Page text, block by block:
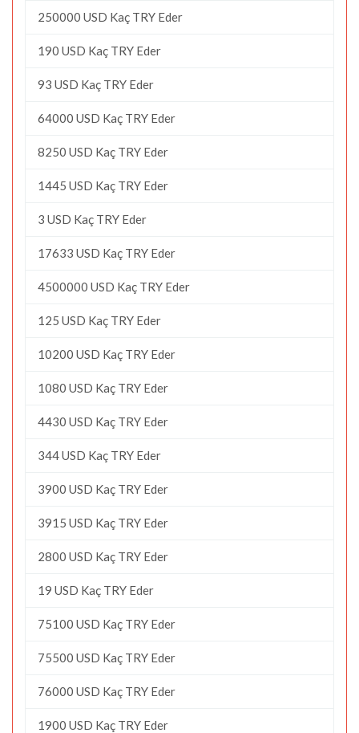
250000 USD Kaç TRY Eder
190 USD Kaç TRY Eder
93 USD Kaç TRY Eder
64000 USD Kaç TRY Eder
8250 USD Kaç TRY Eder
1445 USD Kaç TRY Eder
3 USD Kaç TRY Eder
17633 USD Kaç TRY Eder
4500000 USD Kaç TRY Eder
125 USD Kaç TRY Eder
10200 USD Kaç TRY Eder
1080 USD Kaç TRY Eder
4430 USD Kaç TRY Eder
344 USD Kaç TRY Eder
3900 USD Kaç TRY Eder
3915 USD Kaç TRY Eder
2800 USD Kaç TRY Eder
19 USD Kaç TRY Eder
75100 USD Kaç TRY Eder
75500 USD Kaç TRY Eder
76000 USD Kaç TRY Eder
1900 USD Kaç TRY Eder